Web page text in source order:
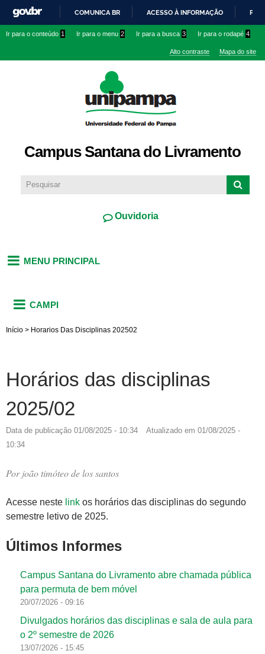
conteúdo
IR
O
COMUNICA BR ACESSO À INFORMAÇÃO
Ir para o conteúdo 1 Ir para o menu 2 Ir para a busca 3 Ir para o rodapé 4
Alto contraste Mapa do site
Campus Santana do Livramento
Ouvidoria
MENU PRINCIPAL
CAMPI
Início > Horarios Das Disciplinas 202502
Horários das disciplinas
2025/02
Data de publicação 01/08/2025 - 10:34 Atualizado em 01/08/2025 -
10:34
Por joão timóteo de los santos
Acesse neste link os horários das disciplinas do segundo
semestre letivo de 2025.
Últimos Informes
Campus Santana do Livramento abre chamada pública
para permuta de bem móvel
20/07/2026 - 09:16
Divulgados horários das disciplinas e sala de aula para
o 2º semestre de 2026
13/07/2026 - 15:45